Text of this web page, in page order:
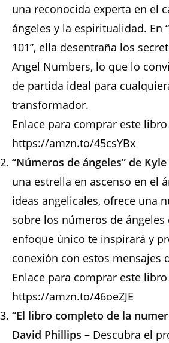
una reconocida experta en el
ángeles y la espiritualidad. En
101”, ella desentraña los
Angel Numbers, lo que lo
de partida ideal para
transformador.
Enlace para comprar este
https://amzn.to/45csYBx
“Números de ángeles” de
una estrella en ascenso en el
ideas angelicales, ofrece una
sobre los números de ángeles
enfoque único te inspirará y
conexión con estos mensajes
Enlace para comprar este
https://amzn.to/46oeZJE
“El libro completo de la
David Phillips – Descubra el